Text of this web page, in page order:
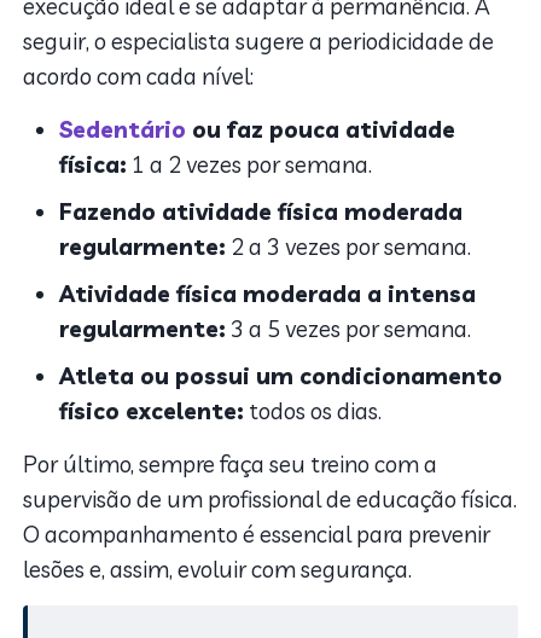
execução ideal e se adaptar à permanência. A
seguir, o especialista sugere a periodicidade de
acordo com cada nível:
Sedentário ou faz pouca atividade
física: 1 a 2 vezes por semana.
Fazendo atividade física moderada
regularmente: 2 a 3 vezes por semana.
Atividade física moderada a intensa
regularmente: 3 a 5 vezes por semana.
Atleta ou possui um condicionamento
físico excelente: todos os dias.
Por último, sempre faça seu treino com a
supervisão de um profissional de educação física.
O acompanhamento é essencial para prevenir
lesões e, assim, evoluir com segurança.